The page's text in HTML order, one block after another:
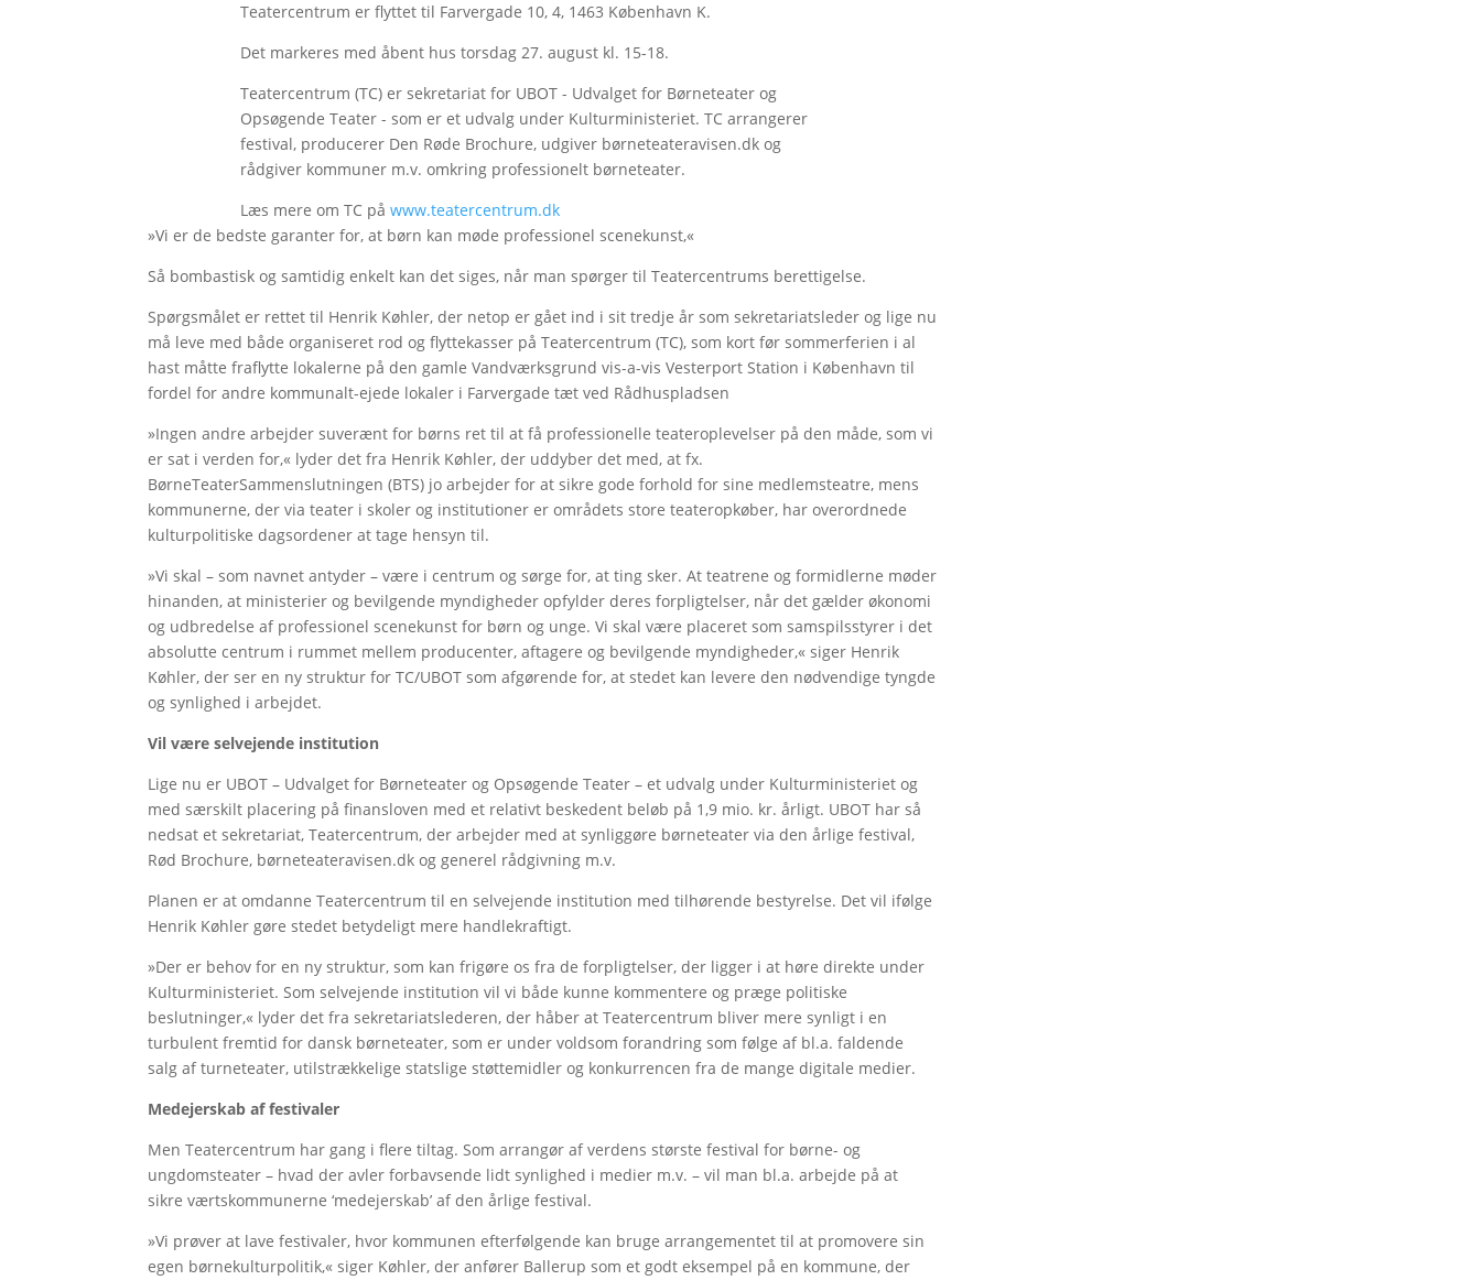
Teatercentrum er flyttet til Farvergade 10, 4, 1463 København K.
Det markeres med åbent hus torsdag 27. august kl. 15-18.
Teatercentrum (TC) er sekretariat for UBOT - Udvalget for Børneteater og
Opsøgende Teater - som er et udvalg under Kulturministeriet. TC arrangerer
festival, producerer Den Røde Brochure, udgiver børneteateravisen.dk og
rådgiver kommuner m.v. omkring professionelt børneteater.
Læs mere om TC på www.teatercentrum.dk
»Vi er de bedste garanter for, at børn kan møde professionel scenekunst,«
Så bombastisk og samtidig enkelt kan det siges, når man spørger til Teatercentrums berettigelse.
Spørgsmålet er rettet til Henrik Køhler, der netop er gået ind i sit tredje år som sekretariatsleder og lige nu
må leve med både organiseret rod og flyttekasser på Teatercentrum (TC), som kort før sommerferien i al
hast måtte fraflytte lokalerne på den gamle Vandværksgrund vis-a-vis Vesterport Station i København til
fordel for andre kommunalt-ejede lokaler i Farvergade tæt ved Rådhuspladsen
»Ingen andre arbejder suverænt for børns ret til at få professionelle teateroplevelser på den måde, som vi
er sat i verden for,« lyder det fra Henrik Køhler, der uddyber det med, at fx.
BørneTeaterSammenslutningen (BTS) jo arbejder for at sikre gode forhold for sine medlemsteatre, mens
kommunerne, der via teater i skoler og institutioner er områdets store teateropkøber, har overordnede
kulturpolitiske dagsordener at tage hensyn til.
»Vi skal – som navnet antyder – være i centrum og sørge for, at ting sker. At teatrene og formidlerne møder
hinanden, at ministerier og bevilgende myndigheder opfylder deres forpligtelser, når det gælder økonomi
og udbredelse af professionel scenekunst for børn og unge. Vi skal være placeret som samspilsstyrer i det
absolutte centrum i rummet mellem producenter, aftagere og bevilgende myndigheder,« siger Henrik
Køhler, der ser en ny struktur for TC/UBOT som afgørende for, at stedet kan levere den nødvendige tyngde
og synlighed i arbejdet.
Vil være selvejende institution
Lige nu er UBOT – Udvalget for Børneteater og Opsøgende Teater – et udvalg under Kulturministeriet og
med særskilt placering på finansloven med et relativt beskedent beløb på 1,9 mio. kr. årligt. UBOT har så
nedsat et sekretariat, Teatercentrum, der arbejder med at synliggøre børneteater via den årlige festival,
Rød Brochure, børneteateravisen.dk og generel rådgivning m.v.
Planen er at omdanne Teatercentrum til en selvejende institution med tilhørende bestyrelse. Det vil ifølge
Henrik Køhler gøre stedet betydeligt mere handlekraftigt.
»Der er behov for en ny struktur, som kan frigøre os fra de forpligtelser, der ligger i at høre direkte under
Kulturministeriet. Som selvejende institution vil vi både kunne kommentere og præge politiske
beslutninger,« lyder det fra sekretariatslederen, der håber at Teatercentrum bliver mere synligt i en
turbulent fremtid for dansk børneteater, som er under voldsom forandring som følge af bl.a. faldende
salg af turneteater, utilstrækkelige statslige støttemidler og konkurrencen fra de mange digitale medier.
Medejerskab af festivaler
Men Teatercentrum har gang i flere tiltag. Som arrangør af verdens største festival for børne- og
ungdomsteater – hvad der avler forbavsende lidt synlighed i medier m.v. – vil man bl.a. arbejde på at
sikre værtskommunerne ‘medejerskab’ af den årlige festival.
»Vi prøver at lave festivaler, hvor kommunen efterfølgende kan bruge arrangementet til at promovere sin
egen børnekulturpolitik,« siger Køhler, der anfører Ballerup som et godt eksempel på en kommune, der